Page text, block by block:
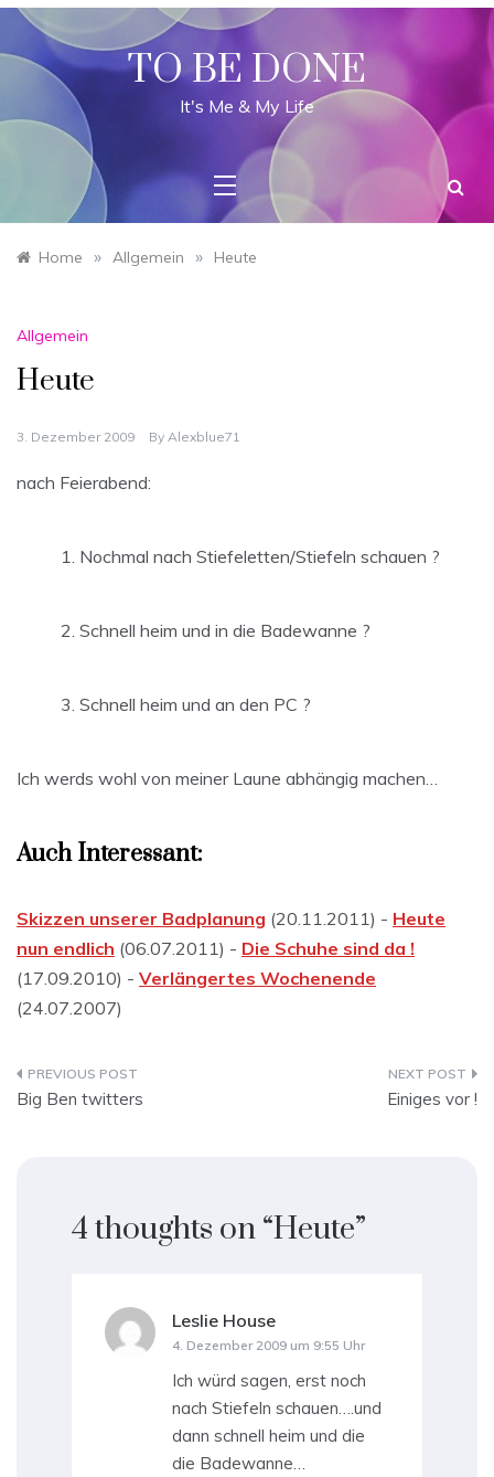
Skip
content
TO BE DONE
It's Me & My Life
Home » Allgemein » Heute
Allgemein
Heute
3. Dezember 2009 By Alexblue71
nach Feierabend:
Nochmal nach Stiefeletten/Stiefeln schauen ?
Schnell heim und in die Badewanne ?
Schnell heim und an den PC ?
Ich werds wohl von meiner Laune abhängig machen…
Auch Interessant:
Skizzen unserer Badplanung (20.11.2011) - Heute
nun endlich (06.07.2011) - Die Schuhe sind da !
(17.09.2010) - Verlängertes Wochenende
(24.07.2007)
Beitragsnavigation
Big Ben twitters Einiges vor !
4 thoughts on “Heute”
Leslie House
4. Dezember 2009 um 9:55 Uhr
Ich würd sagen, erst noch
nach Stiefeln schauen….und
dann schnell heim und die
die Badewanne…